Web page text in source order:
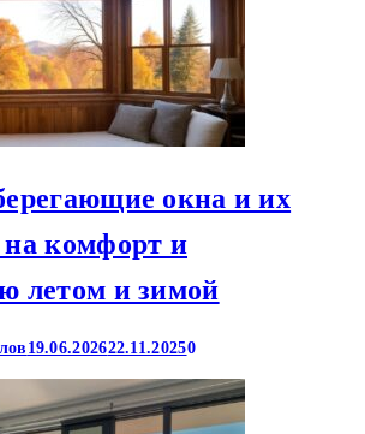
окна и их
комфорт и
летом и зимой
19.06.202622.11.20250